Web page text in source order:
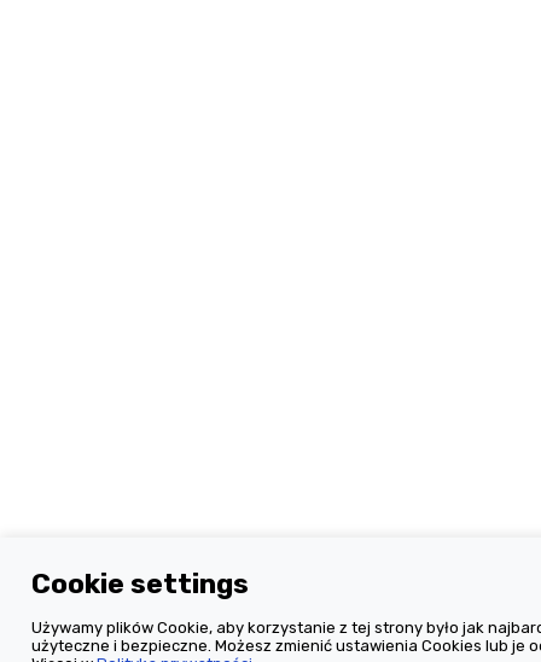
Cookie settings
Używamy plików Cookie, aby korzystanie z tej strony było jak
użyteczne i bezpieczne. Możesz zmienić ustawienia Cookies lub je